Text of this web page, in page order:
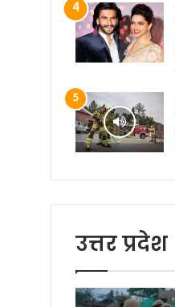
उत्तर प्रदेश